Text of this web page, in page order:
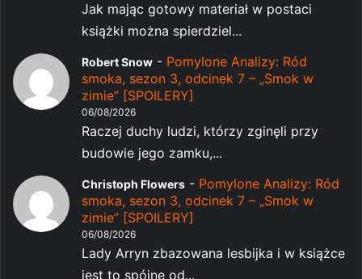
Jak mając gotowy materiał w postaci
książki można spierdziel...
Robert Snow - Pomylone Analizy: Ród
smoka, sezon 3, odcinek 7 – „Smok w
zimie” [SPOILERY]
06/08/2026
Raczej duchy ludzi, którzy zginęli przy
budowie jego zamku,...
Christoph Flowers - Pomylone Analizy: Ród
smoka, sezon 3, odcinek 7 – „Smok w
zimie” [SPOILERY]
06/08/2026
Lady Arryn zbazowana lesbijka i w książce
jest to spójne od...